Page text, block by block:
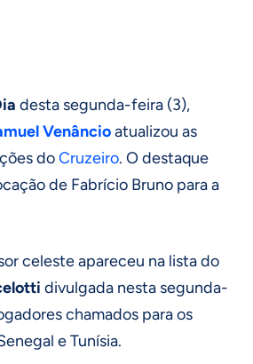
desta segunda-feira (3),
Venâncioatualizou as
doCruzeiro. O destaque
de Fabrício Bruno para a
celeste apareceu na lista do
divulgada nesta segunda-
chamados para os
e Tunísia.